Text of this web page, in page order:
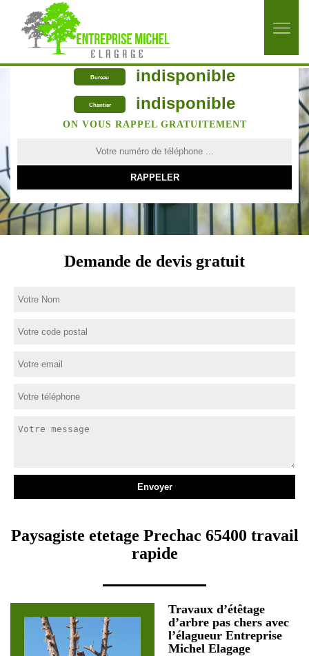
Bureau indisponible
Chantier indisponible
ON VOUS RAPPEL GRATUITEMENT
Demande de devis gratuit
Paysagiste etetage Prechac 65400 travail
rapide
Travaux d’étêtage
d’arbre pas chers avec
l’élagueur Entreprise
Michel Elagage